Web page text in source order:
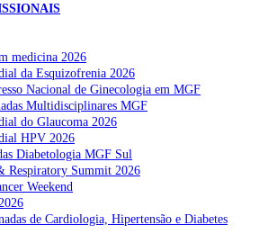
medicina 2026
da Esquizofrenia 2026
Nacional de Ginecologia em MGF
Multidisciplinares MGF
do Glaucoma 2026
HPV 2026
Diabetologia MGF Sul
Respiratory Summit 2026
Weekend
de Cardiologia, Hipertensão e Diabetes